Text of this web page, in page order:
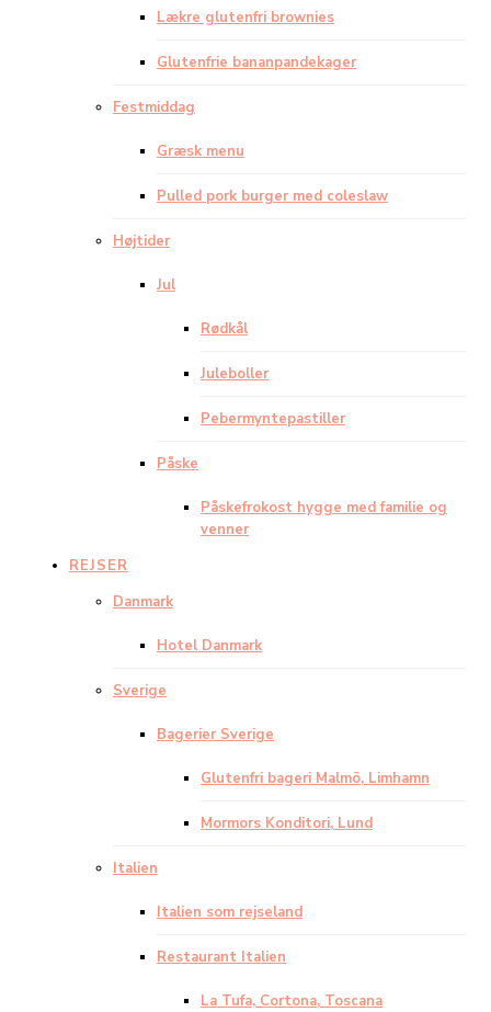
Lækre glutenfri brownies
Glutenfrie bananpandekager
Festmiddag
Græsk menu
Pulled pork burger med coleslaw
Højtider
Jul
Rødkål
Juleboller
Pebermyntepastiller
Påske
Påskefrokost hygge med familie og
venner
REJSER
Danmark
Hotel Danmark
Sverige
Bagerier Sverige
Glutenfri bageri Malmö, Limhamn
Mormors Konditori, Lund
Italien
Italien som rejseland
Restaurant Italien
La Tufa, Cortona, Toscana